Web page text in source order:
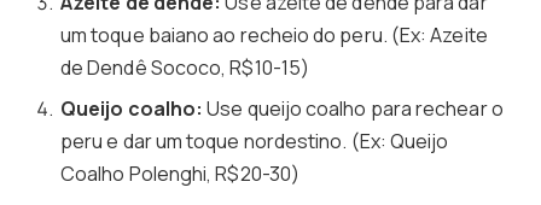
um toque baiano ao recheio do peru. (Ex: Azeite
de Dendê Sococo, R$10-15)
Queijo coalho: Use queijo coalho para rechear o
peru e dar um toque nordestino. (Ex: Queijo
Coalho Polenghi, R$20-30)